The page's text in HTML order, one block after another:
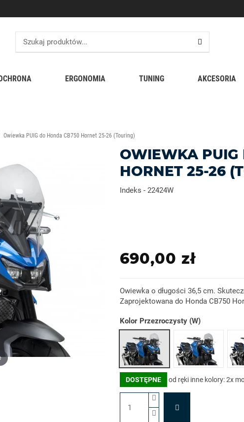
ERGONOMIA TUNING AKCESORIA
Owiewka PUIG do Honda CB750 Hornet 25-26 (Touring)
OWIEWKA
HORNET 25-26
Indeks - 22424W
690,00 zł
Owiewka o długości 36,5 cm.
Zaprojektowana do Honda CB750
Kolor
Przezroczysty (W)Lekko
DOSTĘPNE od ręki inne kolory: 2x